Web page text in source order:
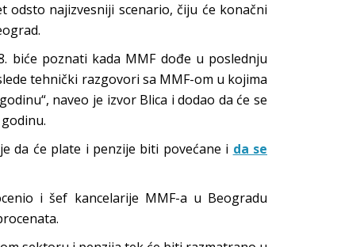
odsto najizvesniji scenario, čiju će konačni
biće poznati kada MMF dođe u poslednju
tehnički razgovori sa MMF-om u kojima
naveo je izvor Blica i dodao da će se
da će plate i penzije biti povećane i da se
i šef kancelarije MMF-a u Beogradu